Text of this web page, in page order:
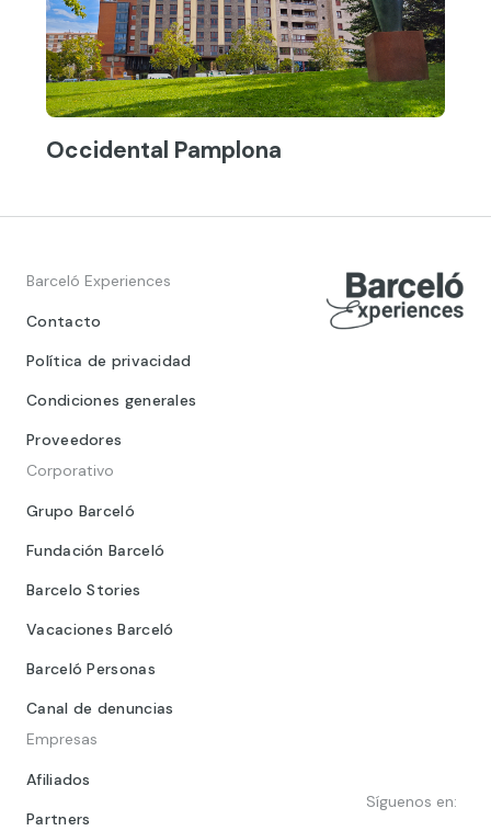
Occidental Pamplona
Barceló Experiences
Contacto
Política de privacidad
Condiciones generales
Proveedores
Corporativo
Grupo Barceló
Fundación Barceló
Barcelo Stories
Vacaciones Barceló
Barceló Personas
Canal de denuncias
Empresas
Afiliados
Partners
Síguenos en: